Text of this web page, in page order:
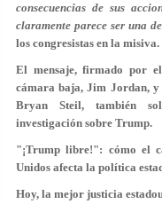
consecuencias de sus
claramente parece ser una
los congresistas en la misiva.
El mensaje, firmado por
cámara baja, Jim Jordan, y
Bryan Steil, también
investigación sobre Trump.
"¡Trump libre!": cómo el
Unidos afecta la política
Hoy, la mejor justicia